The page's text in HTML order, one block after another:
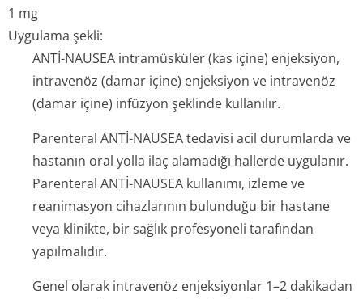
1 mg
Uygulama şekli:
ANTİ-NAUSEA intramüsküler (kas içine) enjeksiyon,
intravenöz (damar içine) enjeksiyon ve intravenöz
(damar içine) infüzyon şeklinde kullanılır.
Parenteral ANTİ-NAUSEA tedavisi acil durumlarda ve
hastanın oral yolla ilaç alamadığı hallerde uygulanır.
Parenteral ANTİ-NAUSEA kullanımı, izleme ve
reanimasyon cihazlarının bulunduğu bir hastane
veya klinikte, bir sağlık profesyoneli tarafından
yapılmalıdır.
Genel olarak intravenöz enjeksiyonlar 1–2 dakikadan